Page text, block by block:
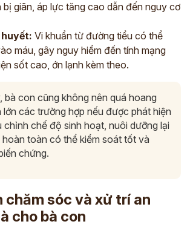
bị giãn, áp lực tăng cao dẫn đến nguy cơ
Vi khuẩn từ đường tiểu có thể
máu, gây nguy hiểm đến tính mạng
sốt cao, ớn lạnh kèm theo.
bà con cũng không nên quá hoang
lớn các trường hợp nếu được phát hiện
chỉnh chế độ sinh hoạt, nuôi dưỡng lại
hoàn toàn có thể kiểm soát tốt và
chứng.
chăm sóc và xử trí an
cho bà con